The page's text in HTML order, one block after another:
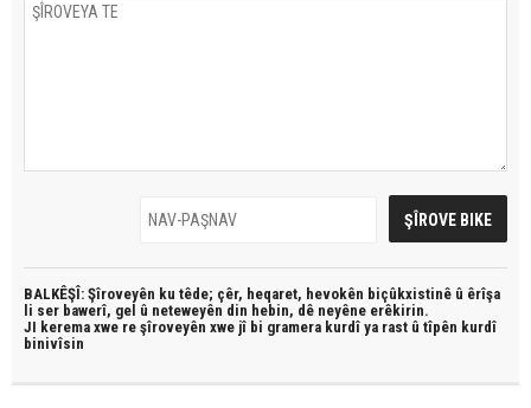
BALKÊŞÎ: Şîroveyên ku têde; çêr, heqaret, hevokên biçûkxistinê û êrîşa
li ser bawerî, gel û neteweyên din hebin, dê neyêne erêkirin.
JI kerema xwe re şîroveyên xwe jî bi gramera kurdî ya rast û tîpên kurdî
binivîsin